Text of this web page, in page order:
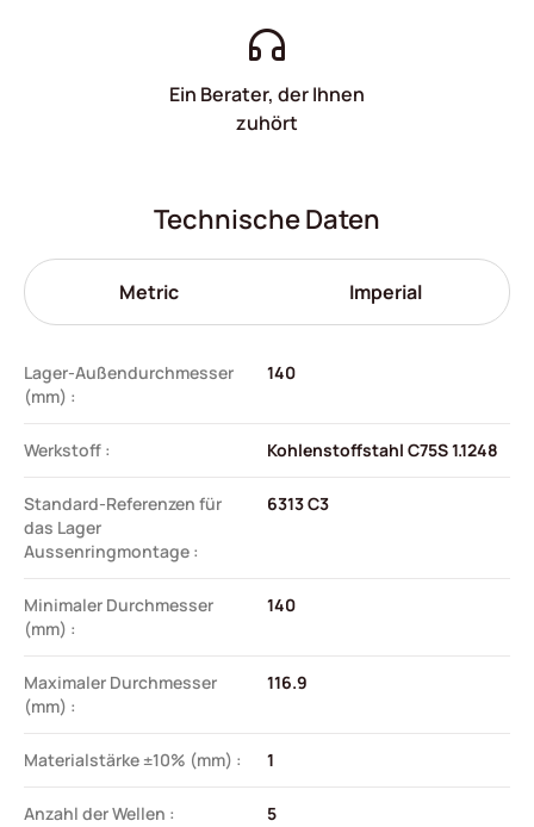
Ein Berater, der Ihnen
zuhört
Technische Daten
Metric Imperial
Lager-Außendurchmesser
(mm) :
140
Werkstoff : Kohlenstoffstahl C75S 1.1248
Standard-Referenzen für
das Lager
Aussenringmontage :
6313 C3
Minimaler Durchmesser
(mm) :
140
Maximaler Durchmesser
(mm) :
116.9
Materialstärke ±10% (mm) : 1
Anzahl der Wellen : 5